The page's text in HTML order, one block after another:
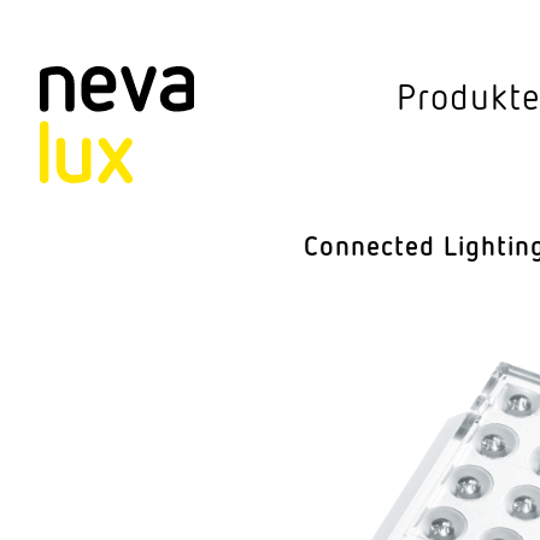
Produkte
Steh­leuchten
Stras­sen­leuchten
Connected